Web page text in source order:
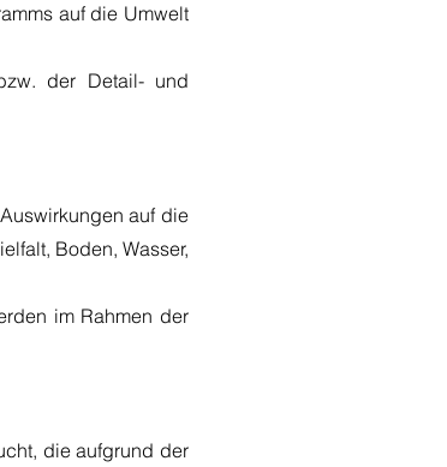
auf die Umwelt
der Detail- und
auf die
Boden, Wasser,
im Rahmen der
die aufgrund der